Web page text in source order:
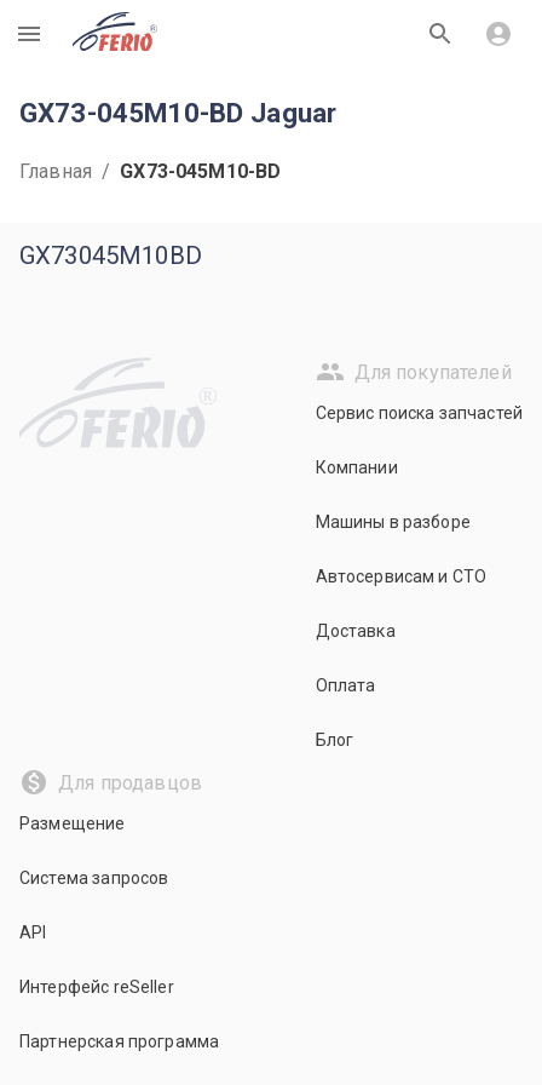
R
GX73-045M10-BD Jaguar
Главная / GX73-045M10-BD
GX73045M10BD
R
Для покупателей
Сервис поиска запчастей
Компании
Машины в разборе
Автосервисам и СТО
Доставка
Оплата
Блог
Для продавцов
Размещение
Система запросов
API
Интерфейс reSeller
Партнерская программа